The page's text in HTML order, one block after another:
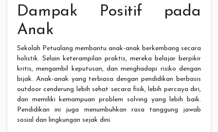
Dampak Positif pada
Anak
Sekolah Petualang membantu anak-anak berkembang secara
holistik. Selain keterampilan praktis, mereka belajar berpikir
kritis, mengambil keputusan, dan menghadapi risiko dengan
bijak. Anak-anak yang terbiasa dengan pendidikan berbasis
outdoor cenderung lebih sehat secara fisik, lebih percaya diri,
dan memiliki kemampuan problem solving yang lebih baik.
Pendidikan ini juga menumbuhkan rasa tanggung jawab
sosial dan lingkungan sejak dini.